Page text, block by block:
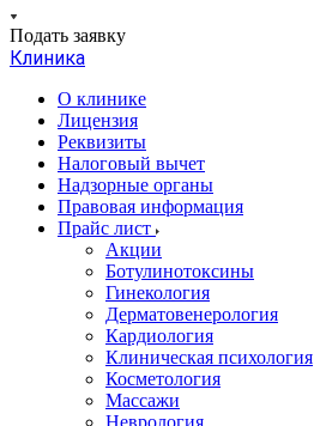
Подать заявку
Клиника
О клинике
Лицензия
Реквизиты
Налоговый вычет
Надзорные органы
Правовая информация
Прайс лист
Акции
Ботулинотоксины
Гинекология
Дерматовенерология
Кардиология
Клиническая психология
Косметология
Массажи
Неврология